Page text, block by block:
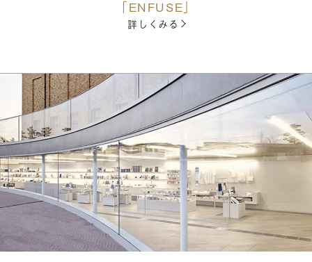
「ENFUSE」
詳しくみる